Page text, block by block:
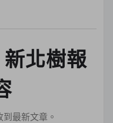
北樹報
最新文章。